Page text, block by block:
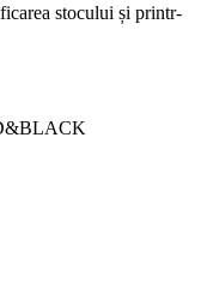
stocului și printr-